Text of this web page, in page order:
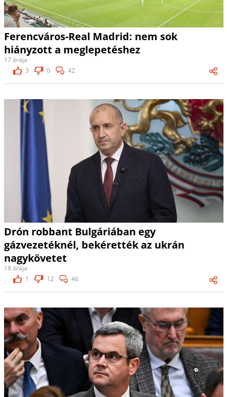
Ferencváros-Real Madrid: nem sok
hiányzott a meglepetéshez
17 órája
3
0 42
Drón robbant Bulgáriában egy
gázvezetéknél, bekérették az ukrán
nagykövetet
18 órája
1
12 46